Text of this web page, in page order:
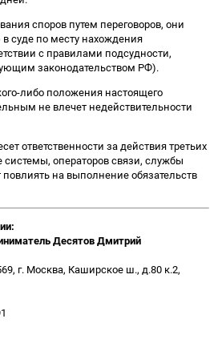
споров путем переговоров, они
суде по месту нахождения
с правилами подсудности,
законодательством РФ).
либо положения настоящего
не влечет недействительности
ответственности за действия третьих
операторов связи, службы
повлиять на выполнение обязательств
Десятов Дмитрий
г. Москва, Каширское ш., д.80 к.2,